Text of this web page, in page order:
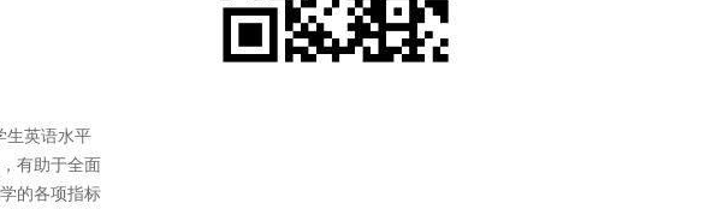
生英语水平
有助于全面
的各项指标